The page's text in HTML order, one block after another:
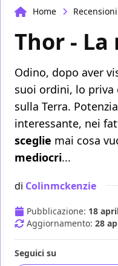
Home Recensioni
Thor - La
Odino, dopo aver
suoi ordini, lo priva
sulla Terra.
interessante, nei
sceglie mai cosa
mediocri...
di Colinmckenzie
Pubblicazione: 18
Aggiornamento: 28
Seguici su